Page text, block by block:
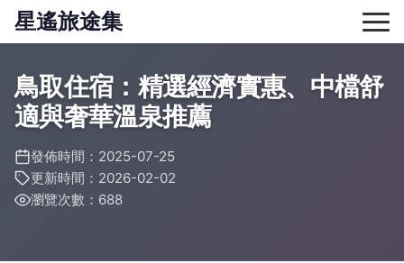
星遙旅途集
鳥取住宿：精選經濟實惠、中檔舒
適與奢華溫泉推薦
發佈時間：2025-07-25
更新時間：2026-02-02
瀏覽次數：688